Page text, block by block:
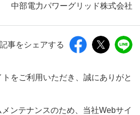
中部電力パワーグリッド株式会社
記事をシェアする
をご利用いただき、誠にありがと
ンテナンスのため、当社Webサイ